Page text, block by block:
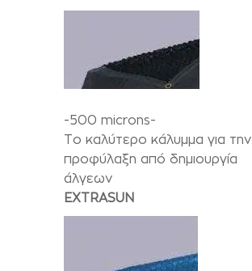
-500 microns-
Το καλύτερο κάλυμμα για την
προφύλαξη από δημιουργία
άλγεων
EXTRASUN